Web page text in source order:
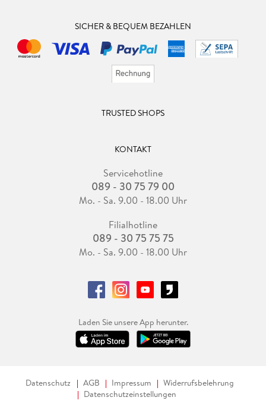
SICHER & BEQUEM BEZAHLEN
TRUSTED SHOPS
KONTAKT
Servicehotline
089 - 30 75 79 00
Mo. - Sa. 9.00 - 18.00 Uhr
Filialhotline
089 - 30 75 75 75
Mo. - Sa. 9.00 - 18.00 Uhr
Laden Sie unsere App herunter.
Datenschutz AGB Impressum
Widerrufsbelehrung
Datenschutzeinstellungen